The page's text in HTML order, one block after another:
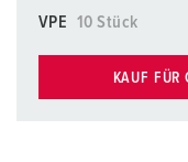
VPE
10 Stück
KAUF FÜR